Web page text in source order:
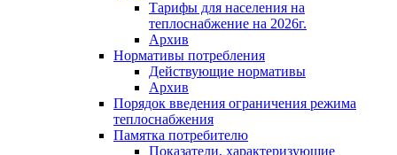
Тарифы для населения на
теплоснабжение на 2026г.
Архив
Нормативы потребления
Действующие нормативы
Архив
Порядок введения ограничения режима
теплоснабжения
Памятка потребителю
Показатели, характеризующие